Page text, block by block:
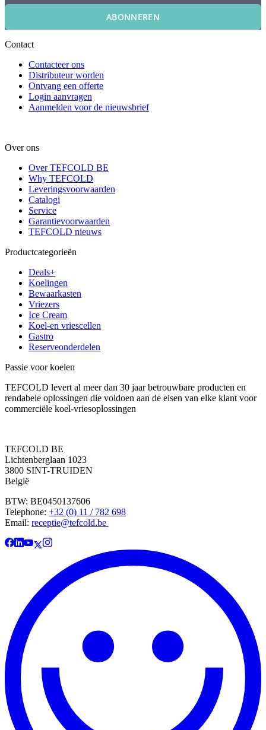
ABONNEREN
Contact
Contacteer ons
Distributeur worden
Ontvang een offerte
Login aanvragen
Aanmelden voor de nieuwsbrief
Over ons
Over TEFCOLD BE
Why TEFCOLD
Leveringsvoorwaarden
Catalogi
Service
Garantievoorwaarden
TEFCOLD nieuws
Productcategorieën
Deals+
Koelingen
Bewaarkasten
Vriezers
Ice Cream
Koel-en vriescellen
Gastro
Reserveonderdelen
Passie voor koelen
TEFCOLD levert al meer dan 30 jaar betrouwbare producten en
rendabele oplossingen die voldoen aan de eisen van elke klant voor
commerciële koel-vriesoplossingen
TEFCOLD BE
Lichtenberglaan 1023
3800 SINT-TRUIDEN
België
BTW: BE0450137606
Telephone: +32 (0) 11 / 782 698
Email: receptie@tefcold.be